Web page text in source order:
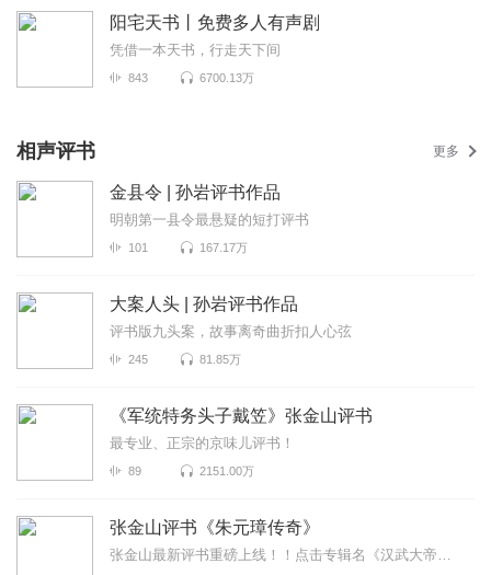
阳宅天书丨免费多人有声剧
凭借一本天书，行走天下间
843 6700.13万
相声评书 更多
金县令 | 孙岩评书作品
明朝第一县令最悬疑的短打评书
101 167.17万
大案人头 | 孙岩评书作品
评书版九头案，故事离奇曲折扣人心弦
245 81.85万
《军统特务头子戴笠》张金山评书
最专业、正宗的京味儿评书！
89 2151.00万
张金山评书《朱元璋传奇》
张金山最新评书重磅上线！！点击专辑名《汉武大帝刘彻传》即可收听真正统一天下的不是秦始皇竟是汉武帝...